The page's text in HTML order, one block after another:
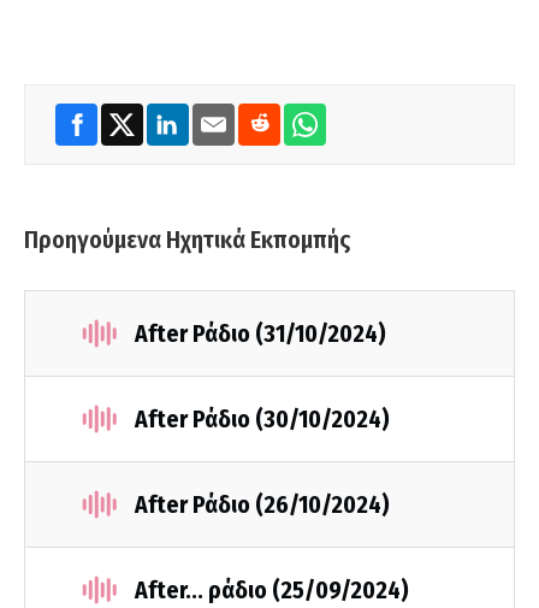
Προηγούμενα Ηχητικά Εκπομπής
After Ράδιο (31/10/2024)
After Ράδιο (30/10/2024)
After Ράδιο (26/10/2024)
After... ράδιο (25/09/2024)